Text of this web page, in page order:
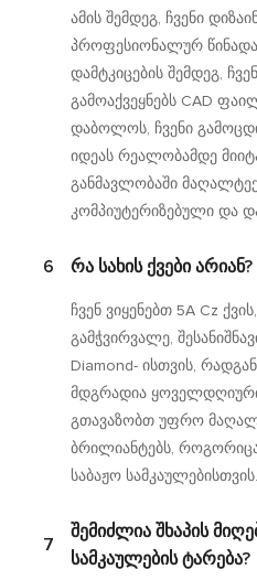
ამის შემდეგ, ჩვენი
პროფესიონალურ
დამტკიცების შემდეგ,
გამოაქვეყნებს CAD
დაბოლოს, ჩვენი
იდეას რეალობამდე
განმავლობაში
კომპიუტერიზებული და
6 Რა Სახის Ქვები Არიან?
ჩვენ ვიყენებთ 5A Cz
გამჭვირვალე,
Diamond- ისთვის,
მდგრადია ყოველდღიური
გთავაზობთ უფრო
ბრილიანტებს,
საბაჟო სამკაულებისთვის.
7
Შემიძლია Შხაპის
Სამკაულების Ტარება?